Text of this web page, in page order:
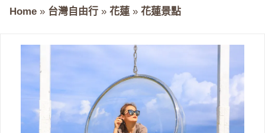
Home » 台灣自由行 » 花蓮 » 花蓮景點